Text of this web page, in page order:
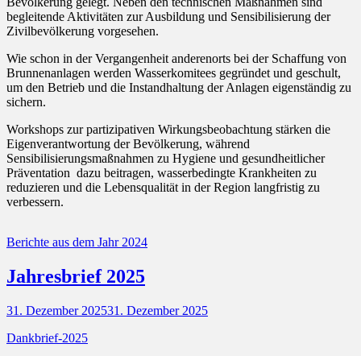
begleitende Aktivitäten zur Ausbildung und Sensibilisierung der
Zivilbevölkerung vorgesehen.
Wie schon in der Vergangenheit anderenorts bei der Schaffung von
Brunnenanlagen werden Wasserkomitees gegründet und geschult,
um den Betrieb und die Instandhaltung der Anlagen eigenständig zu
sichern.
Workshops zur partizipativen Wirkungsbeobachtung stärken die
Eigenverantwortung der Bevölkerung, während
Sensibilisierungsmaßnahmen zu Hygiene und gesundheitlicher
Präventation dazu beitragen, wasserbedingte Krankheiten zu
reduzieren und die Lebensqualität in der Region langfristig zu
verbessern.
Kategorien
Berichte aus dem Jahr 2024
Jahresbrief 2025
Posted
31. Dezember 202531. Dezember 2025
Dankbrief-2025